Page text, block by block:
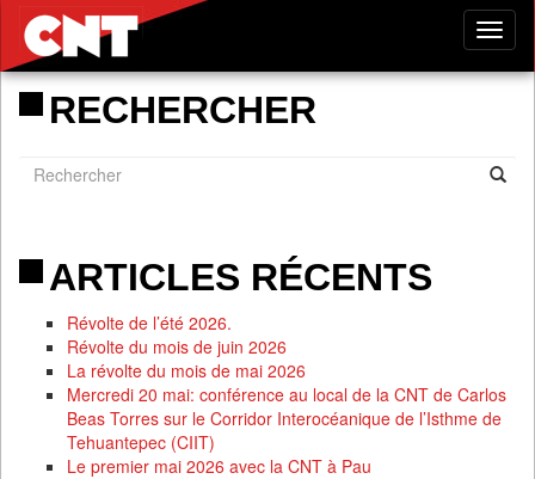
RECHERCHER
ARTICLES RÉCENTS
Révolte de l’été 2026.
Révolte du mois de juin 2026
La révolte du mois de mai 2026
Mercredi 20 mai: conférence au local de la CNT de Carlos
Beas Torres sur le Corridor Interocéanique de l’Isthme de
Tehuantepec (CIIT)
Le premier mai 2026 avec la CNT à Pau